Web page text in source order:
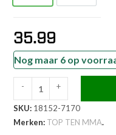
35.99
Nog maar 6 op
TEN
MMA
- +
SKU: 18152-7170
Merken: TOP TEN MMA.